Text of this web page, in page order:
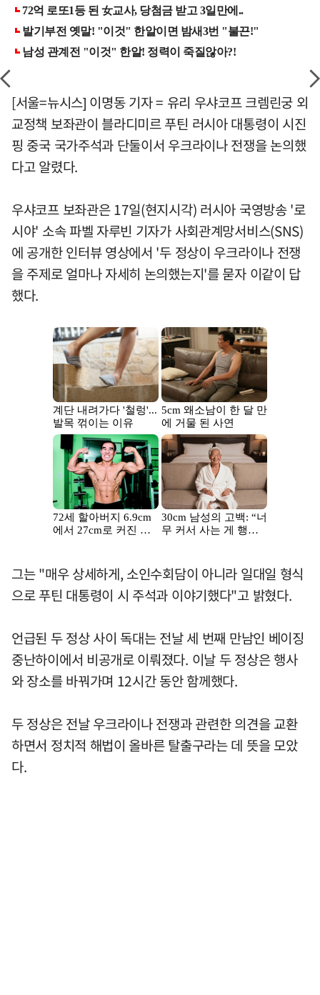
[서울=뉴시스] 이명동 기자 = 유리 우샤코프 크렘린궁 외
교정책 보좌관이 블라디미르 푸틴 러시아 대통령이 시진
핑 중국 국가주석과 단둘이서 우크라이나 전쟁을 논의했
다고 알렸다.
우샤코프 보좌관은 17일(현지시각) 러시아 국영방송 '로
시야' 소속 파벨 자루빈 기자가 사회관계망서비스(SNS)
에 공개한 인터뷰 영상에서 '두 정상이 우크라이나 전쟁
을 주제로 얼마나 자세히 논의했는지'를 묻자 이같이 답
했다.
그는 "매우 상세하게, 소인수회담이 아니라 일대일 형식
으로 푸틴 대통령이 시 주석과 이야기했다"고 밝혔다.
언급된 두 정상 사이 독대는 전날 세 번째 만남인 베이징
중난하이에서 비공개로 이뤄졌다. 이날 두 정상은 행사
와 장소를 바꿔가며 12시간 동안 함께했다.
두 정상은 전날 우크라이나 전쟁과 관련한 의견을 교환
하면서 정치적 해법이 올바른 탈출구라는 데 뜻을 모았
다.